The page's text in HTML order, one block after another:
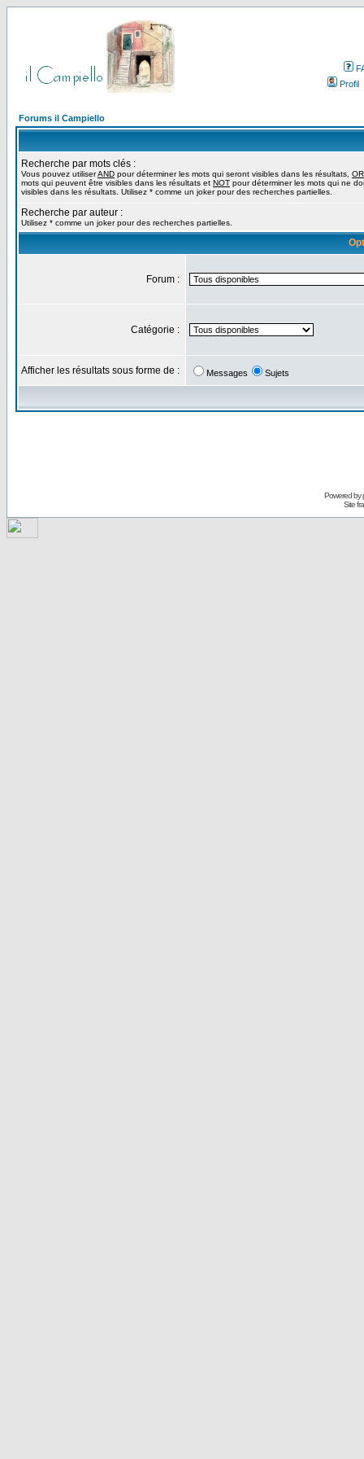
Profil
Forums il Campiello
Recherche par mots clés :
Vous pouvez utiliserAND pour déterminer les mots qui seront visibles dans les résultats, OR
mots qui peuvent être visibles dans les résultats et NOT pour déterminer les mots qui ne
visibles dans les résultats. Utilisez * comme un joker pour des recherches partielles.
Recherche par auteur :
Utilisez * comme un joker pour des recherches partielles.
Forum :
Catégorie :
Afficher les résultats sous forme de : Messages Sujets
Powered by
Site